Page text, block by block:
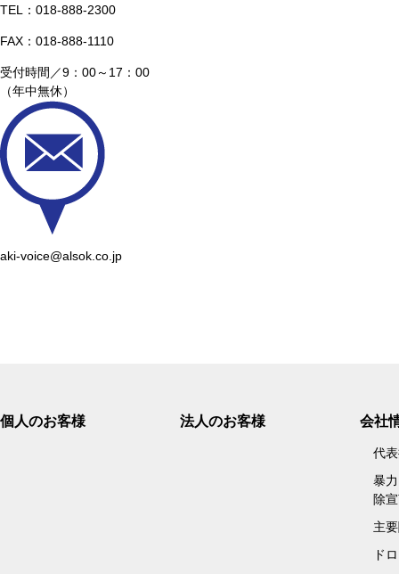
移
し
ま
す
フ
ッ
タ
ー
情
動
TEL： 018-888-2300
FAX：018-888-1110
受付時間／9：00～17：00
（年中無休）
aki-voice@alsok.co.jp
個人のお客様 法人のお客様 会社
代
暴
除
主
ド